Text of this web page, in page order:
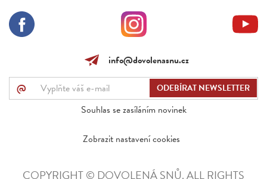
info@dovolenasnu.cz
@
Souhlas se zasíláním novinek
Zobrazit nastavení cookies
COPYRIGHT © DOVOLENÁ SNŮ. ALL RIGHTS